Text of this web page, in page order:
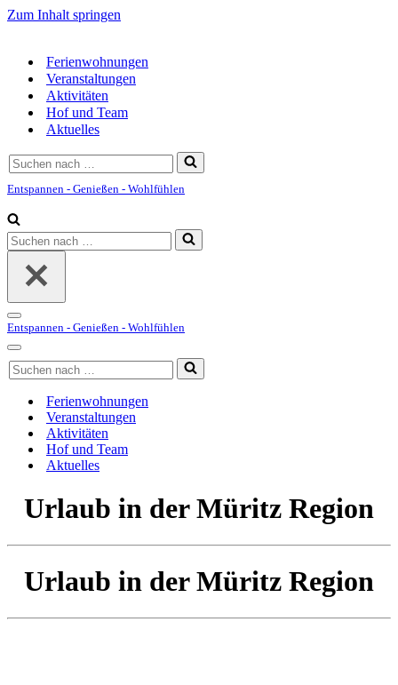
Zum Inhalt springen
Ferienwohnungen
Veranstaltungen
Aktivitäten
Hof und Team
Aktuelles
Suchen
nach …
Entspannen - Genießen - Wohlfühlen
Suchen
nach …
Navigationsmenü
Entspannen - Genießen - Wohlfühlen
Navigationsmenü
Suchen
nach …
Ferienwohnungen
Veranstaltungen
Aktivitäten
Hof und Team
Aktuelles
Urlaub in der Müritz Region
Urlaub in der Müritz Region